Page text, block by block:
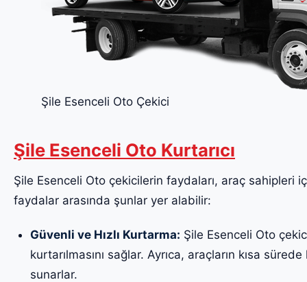
Şile Esenceli Oto Çekici
Şile Esenceli Oto Kurtarıcı
Şile Esenceli Oto çekicilerin faydaları, araç sahipleri
faydalar arasında şunlar yer alabilir:
Güvenli ve Hızlı Kurtarma: Şile Esenceli Oto
kurtarılmasını sağlar. Ayrıca, araçların kısa
sunarlar.